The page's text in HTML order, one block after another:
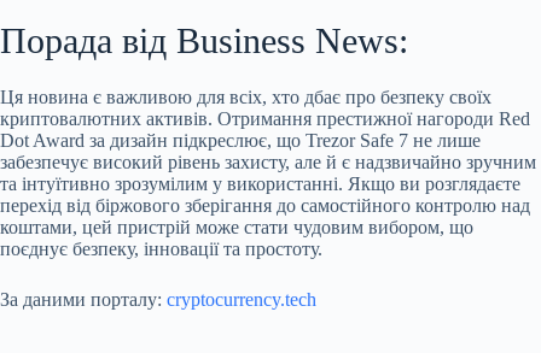
Порада від Business News:
Ця новина є важливою для всіх, хто дбає про безпеку своїх
криптовалютних активів. Отримання престижної нагороди Red
Dot Award за дизайн підкреслює, що Trezor Safe 7 не лише
забезпечує високий рівень захисту, але й є надзвичайно зручним
та інтуїтивно зрозумілим у використанні. Якщо ви розглядаєте
перехід від біржового зберігання до самостійного контролю над
коштами, цей пристрій може стати чудовим вибором, що
поєднує безпеку, інновації та простоту.
За даними порталу: cryptocurrency.tech